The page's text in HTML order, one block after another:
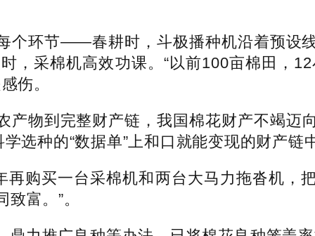
环节——春耕时，斗极播种机沿着预设线
，采棉机高效功课。“以前100亩棉田，
伤。
到完整财产链，我国棉花财产不竭迈
选种的“数据单”上和口就能变现的财产
买一台采棉机和两台大马力拖沓机，
富。”。